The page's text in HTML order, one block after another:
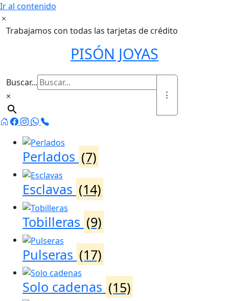
Ir al contenido
Trabajamos con todas las tarjetas de crédito
PISÓN JOYAS
Buscar...
×
Perlados (7)
Esclavas (14)
Tobilleras (9)
Pulseras (17)
Solo cadenas (15)